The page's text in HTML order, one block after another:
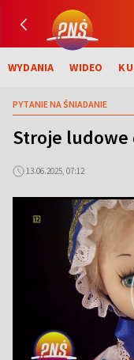
WYDANIA WIDEO
PYTANIE NA ŚNIADANIE
Stroje
13.06.2025, 07:12